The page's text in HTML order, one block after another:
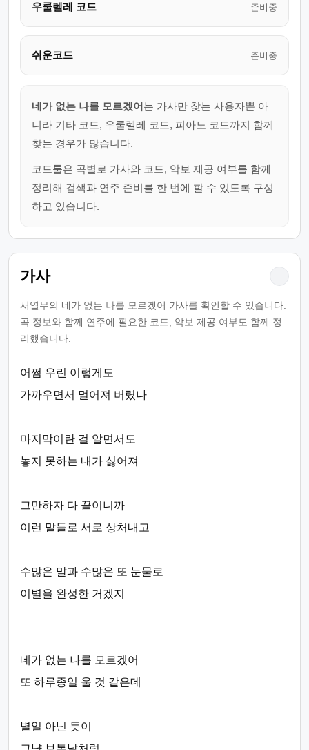
우쿨렐레 코드 준비중
쉬운코드 준비중
네가 없는 나를 모르겠어는 가사만 찾는 사용자뿐 아
니라 기타 코드, 우쿨렐레 코드, 피아노 코드까지 함께
찾는 경우가 많습니다.
코드툴은 곡별로 가사와 코드, 악보 제공 여부를 함께
정리해 검색과 연주 준비를 한 번에 할 수 있도록 구성
하고 있습니다.
가사 −
서열무의 네가 없는 나를 모르겠어 가사를 확인할 수 있습니다.
곡 정보와 함께 연주에 필요한 코드, 악보 제공 여부도 함께 정
리했습니다.
어쩜 우린 이렇게도
가까우면서 멀어져 버렸나
마지막이란 걸 알면서도
놓지 못하는 내가 싫어져
그만하자 다 끝이니까
이런 말들로 서로 상처내고
수많은 말과 수많은 또 눈물로
이별을 완성한 거겠지
네가 없는 나를 모르겠어
또 하루종일 울 것 같은데
별일 아닌 듯이